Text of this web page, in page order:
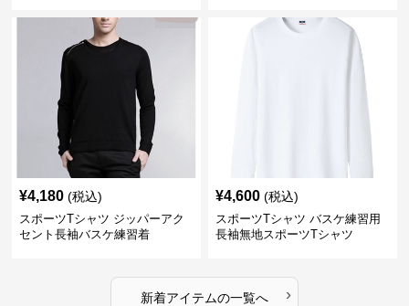
¥4,180 (税込)
スポーツTシャツ ジッパーアク
セント長袖バスケ練習着
¥4,600 (税込)
スポーツTシャツ バスケ練習用
長袖無地スポーツTシャツ
新着アイテムの一覧へ ›